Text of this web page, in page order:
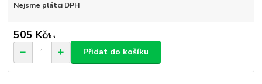
Nejsme plátci DPH
505 Kč/ks
Přidat do košíku